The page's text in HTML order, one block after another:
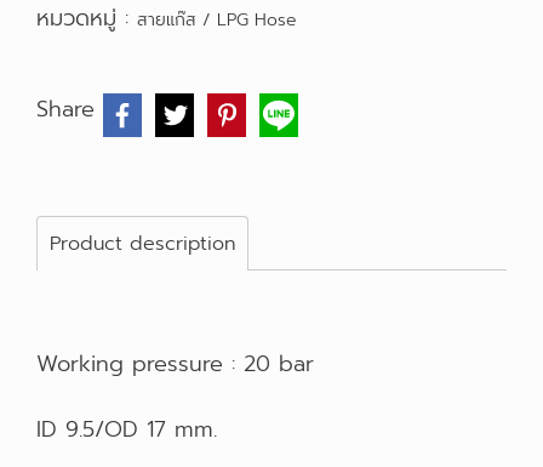
หมวดหมู่ : สายแก๊ส / LPG Hose
Share
Product description
Working pressure : 20 bar
ID 9.5/OD 17 mm.